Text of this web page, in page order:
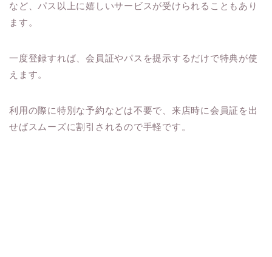
など、パス以上に嬉しいサービスが受けられることもあり
ます。
一度登録すれば、会員証やパスを提示するだけで特典が使
えます。
利用の際に特別な予約などは不要で、来店時に会員証を出
せばスムーズに割引されるので手軽です。